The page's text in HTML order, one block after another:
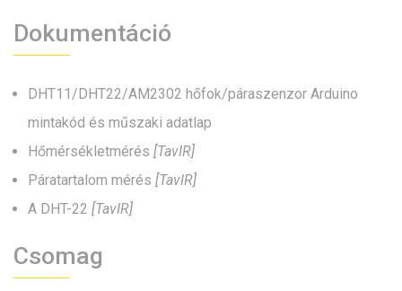
Dokumentáció
DHT11/DHT22/AM2302 hőfok/páraszenzor Arduino
mintakód és műszaki adatlap
Hőmérsékletmérés [TavIR]
Páratartalom mérés [TavIR]
A DHT-22 [TavIR]
Csomag